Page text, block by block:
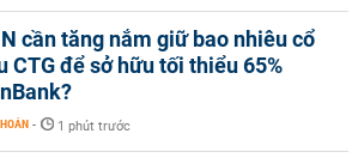
cần tăng nắm giữ bao nhiêu cổ
CTG để sở hữu tối thiểu 65%
- 1 phút trước